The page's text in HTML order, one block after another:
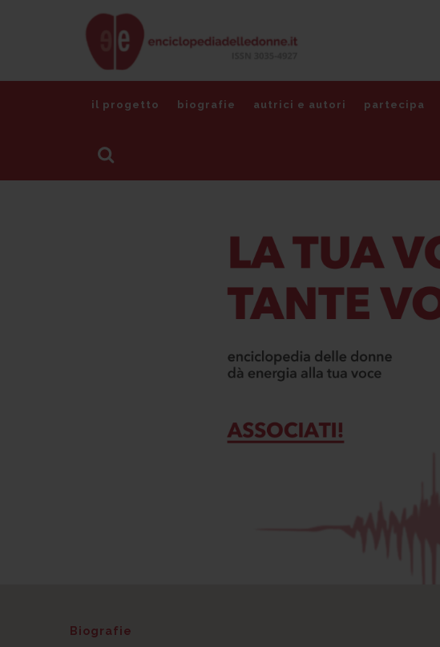
il progetto biografie autrici e autori partecipa
Biografie